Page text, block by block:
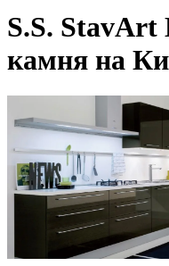
S.S. StavArt
камня на